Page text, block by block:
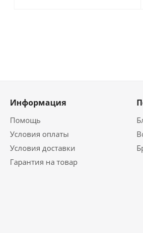
Информация
Помощь
Условия оплаты
Условия доставки
Гарантия на товар